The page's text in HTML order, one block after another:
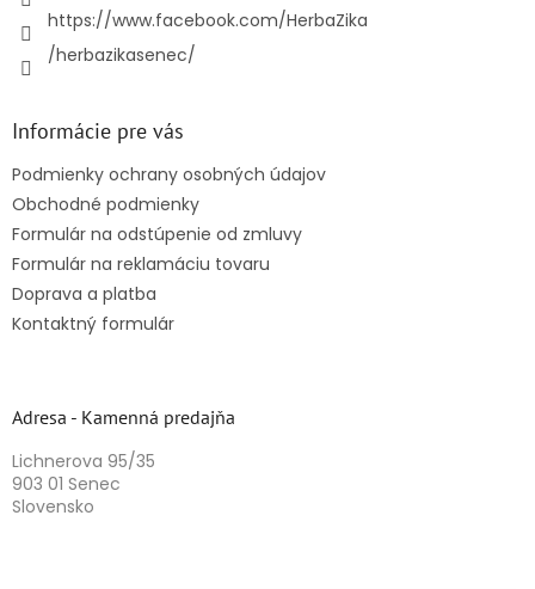
https://www.facebook.com/HerbaZika
/herbazikasenec/
Informácie pre vás
Podmienky ochrany osobných údajov
Obchodné podmienky
Formulár na odstúpenie od zmluvy
Formulár na reklamáciu tovaru
Doprava a platba
Kontaktný formulár
Adresa - Kamenná predajňa
Lichnerova 95/35
903 01 Senec
Slovensko